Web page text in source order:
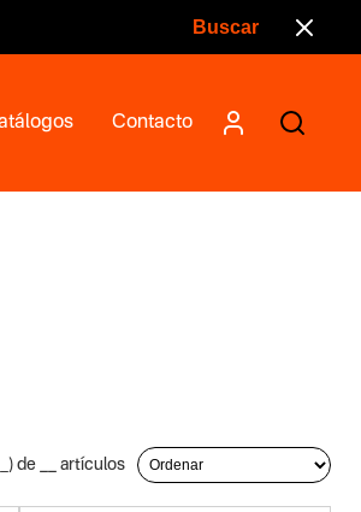
Contacto
) de artículos